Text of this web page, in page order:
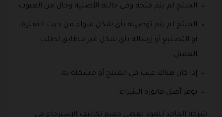
المنتج لم يتم فتحه وفي حالته الأصلية وخال من العيوب.
المنتج لم يتم توصيله بأي شكل سواء من حيث التغليف
أو التصنيع أو إرساله بأي شكل غير مطابق لطلب
العميل.
إذا كان هناك عيب في المنتج أو مشكلة به.
توفر أصل فاتورة الشراء.
شركة الماجد للعود تغطي جميع تكاليف الإسترجاع في